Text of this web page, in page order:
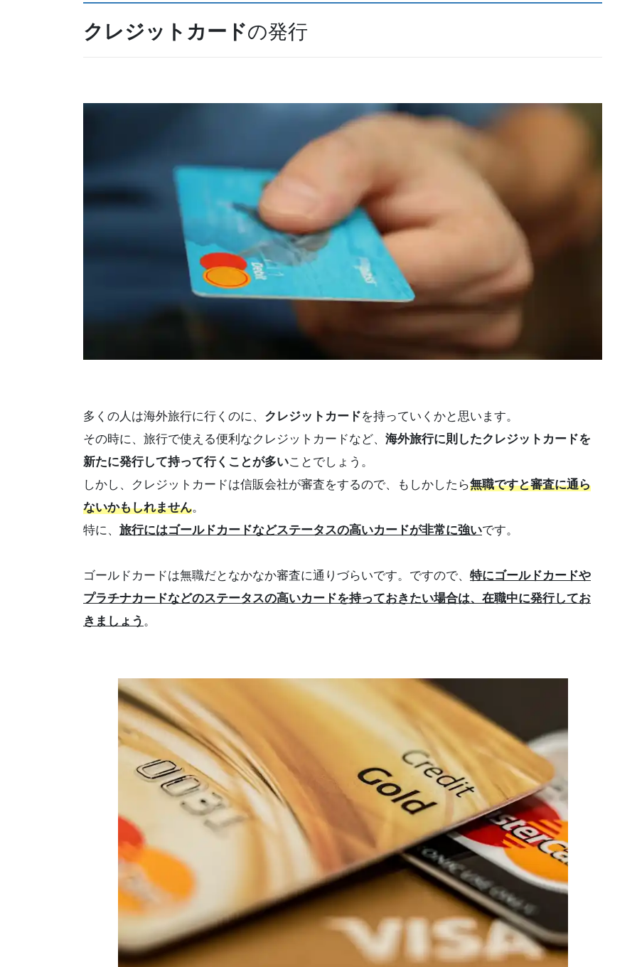
クレジットカードの発行
多くの人は海外旅行に行くのに、 クレジットカードを持っていくかと思います。
その時に、旅行で使える便利なクレジットカードなど、 海外旅行に則したクレジットカードを
新たに発行して持って行くことが多いことでしょう。
しかし、クレジットカードは信販会社が審査をするので、もしかしたら無職ですと審査に通ら
ないかもしれません。
特に、 旅行にはゴールドカードなどステータスの高いカードが非常に強いです。
ゴールドカードは無職だとなかなか審査に通りづらいです。ですので、 特にゴールドカードや
プラチナカードなどのステータスの高いカードを持っておきたい場合は、在職中に発行してお
きましょう 。